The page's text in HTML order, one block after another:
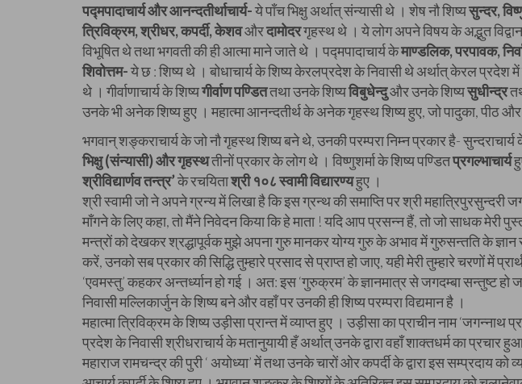
पद्मपादाचार्य और आनन्दतीर्थाचार्य-ये पाँच भिक्षु अर्थात् संन्यासी थे । शेष नौ शिष्यसुन्दर,
त्रिविक्रम, श्रीधर, कपर्दी, केशवऔरदामोदरगृहस्थ थे । ये लोग अपने विषय के अद्भुत
विभूषित थे तथा भगवती की ही आत्मा माने जाते थे । पद्मपादाचार्य केमाण्डलिक, परपावक,
शिवोत्तम-ये छ : शिष्य थे । बोधाचार्य के शिष्य केरलप्रदेश के निवासी थे अर्थात् केरल प्रदेश में
थे । गीर्वाणाचार्य के शिष्यगीर्वाण पण्डिततथा उनके शिष्यविबुधेन्दुऔर उनके शिष्यसुधीन्द्र
उनके भी अनेक शिष्य हुए । महात्मा आनन्दतीर्थ के अनेक गृहस्थ शिष्य हुए, जो पादुका, पीठ
भगवान् शङ्कराचार्य के जो नौ गृहस्थ शिष्य बने थे, उनकी परम्परा निम्न प्रकार है- सुन्दराचार्य
भिक्षु (संन्यासी) और गृहस्थतीनों प्रकार के लोग थे । विष्णुशर्मा के शिष्य पण्डितप्रगल्भाचार्य
श्रीविद्यार्णव तन्त्र’के रचयिताश्री १०८ स्वामी विद्यारण्यहुए ।
श्री स्वामी जो ने अपने ग्रन्य में लिखा है कि इस ग्रन्थ की समाप्ति पर श्री महात्रिपुरसुन्दरी
माँगने के लिए कहा, तो मैंने निवेदन किया कि हे माता ! यदि आप प्रसन्न हैं, तो जो साधक मेरी
मन्त्रों को देखकर श्रद्धापूर्वक मुझे अपना गुरु मानकर योग्य गुरु के अभाव में गुरुसन्तति के ज्ञान
करें, उनको सब प्रकार की सिद्धि तुम्हारे प्रसाद से प्राप्त हो जाए, यही मेरी तुम्हारे चरणों में
‘एवमस्तु’ कहकर अन्तर्ध्यान हो गई । अत: इस ‘गुरुक्रम’ के ज्ञानमात्र से जगदम्बा सन्तुष्ट हो
निवासी मल्लिकार्जुन के शिष्य बने और वहाँ पर उनकी ही शिष्य परम्परा विद्यमान है ।
महात्मा त्रिविक्रम के शिष्य उड़ीसा प्रान्त में व्याप्त हुए । उड़ीसा का प्राचीन नाम
प्रदेश के निवासी श्रीधराचार्य के मतानुयायी हँ अर्थात् उनके द्वारा वहाँ शाक्तधर्म का प्रचार
महाराज रामचन्द्र की पुरी ‘ अयोध्या’ में तथा उनके चारों ओर कपर्दी के द्वारा इस सम्प्रदाय को